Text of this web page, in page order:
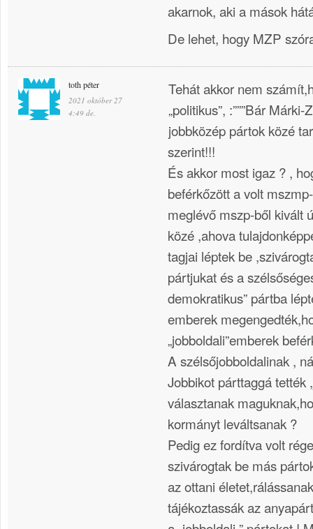
akarnok, aki a mások
De lehet, hogy MZP
toth péter
2021 október 27
4:49 de.
Tehát akkor nem
„politikus”, :”””Bár
jobbközép pártok közé
szerint!!!
És akkor most igaz ? ,
beférkőzött a volt
meglévő mszp-ből kivált
közé ,ahova
tagjai léptek be
pártjukat és a
demokratikus” pártba
emberek
„jobboldali”emberek
A szélsőjobboldalinak ,
Jobbikot párttaggá tették
választanak
kormányt leváltsanak ?
Pedig ez fordítva volt
szivárogtak be más
az ottani
tájékoztassák az